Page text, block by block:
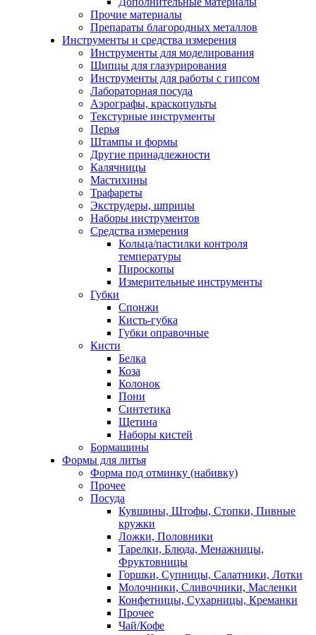
Прочие материалы
Препараты благородных металлов
Инструменты и средства измерения
Инструменты для моделирования
Щипцы для глазурирования
Инструменты для работы с гипсом
Лабораторная посуда
Аэрографы, краскопульты
Текстурные инструменты
Перья
Штампы и формы
Другие принадлежности
Калячницы
Мастихины
Трафареты
Экструдеры, шприцы
Наборы инструментов
Средства измерения
Кольца/пастилки контроля
температуры
Пироскопы
Измерительные инструменты
Губки
Спонжи
Кисть-губка
Губки оправочные
Кисти
Белка
Коза
Колонок
Пони
Синтетика
Щетина
Наборы кистей
Бормашины
Формы для литья
Форма под отминку (набивку)
Прочее
Посуда
Кувшины, Штофы, Стопки, Пивные
кружки
Ложки, Половники
Тарелки, Блюда, Менажницы,
Фруктовницы
Горшки, Супницы, Салатники, Лотки
Молочники, Сливочники, Масленки
Конфетницы, Сухарницы, Креманки
Прочее
Чай/Кофе